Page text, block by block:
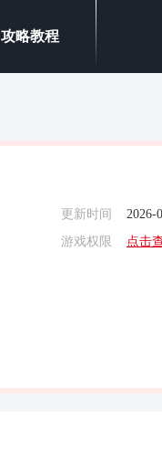
攻略教程
更新时间
2026-
游戏权限
点击